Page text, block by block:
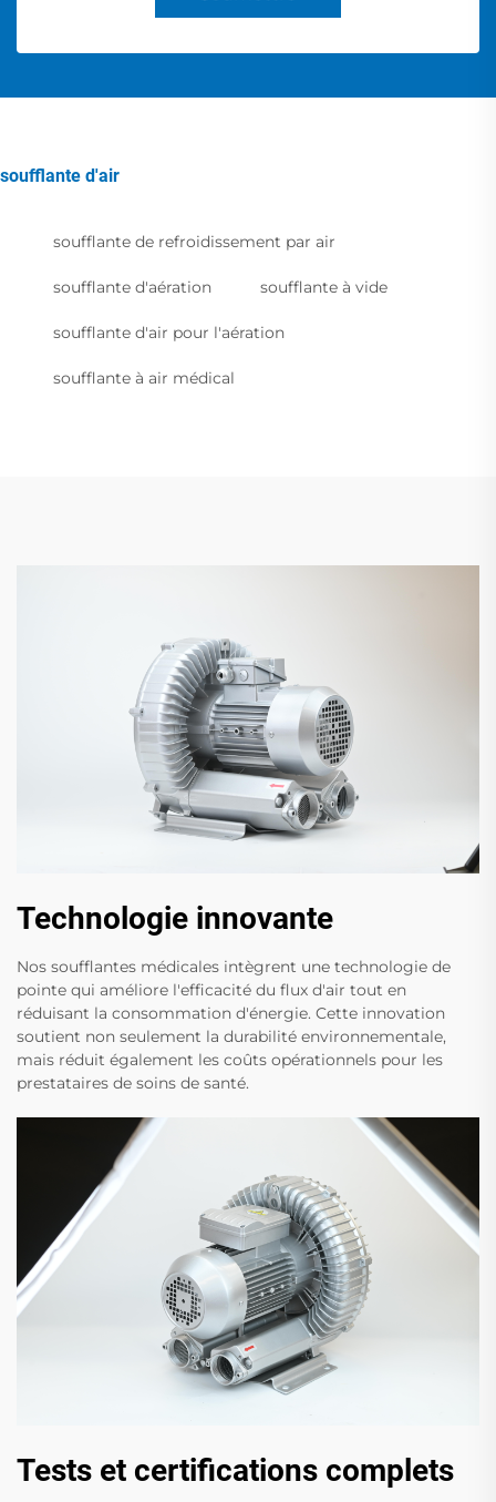
soufflante d'air
soufflante de refroidissement par air
soufflante d'aération soufflante à vide
soufflante d'air pour l'aération
soufflante à air médical
Technologie innovante
Nos soufflantes médicales intègrent une technologie de
pointe qui améliore l'efficacité du flux d'air tout en
réduisant la consommation d'énergie. Cette innovation
soutient non seulement la durabilité environnementale,
mais réduit également les coûts opérationnels pour les
prestataires de soins de santé.
Tests et certifications complets